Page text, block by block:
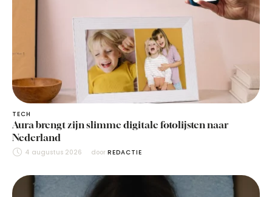
TECH
Aura brengt zijn slimme digitale fotolijsten naar
Nederland
4 augustus 2026 door REDACTIE